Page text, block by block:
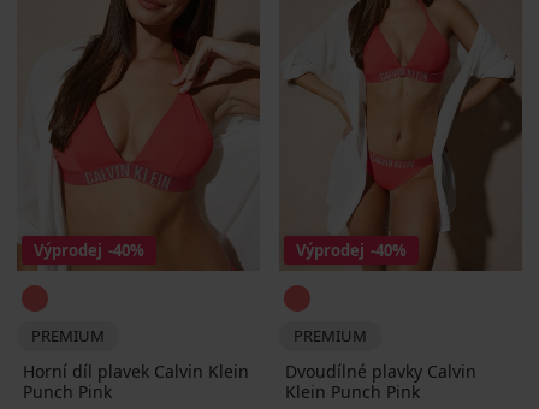
Výprodej -40%
PREMIUM
Horní díl plavek Calvin Klein
Punch Pink
Výprodej -40%
PREMIUM
Dvoudílné plavky Calvin
Klein Punch Pink